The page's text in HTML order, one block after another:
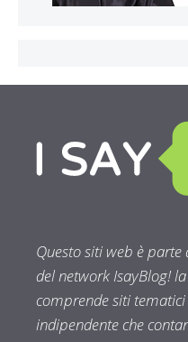
Questo siti web è parte
del network IsayBlog!
comprende siti
indipendente che